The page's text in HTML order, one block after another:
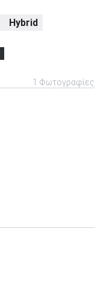
Hybrid
1 Φωτογραφίες